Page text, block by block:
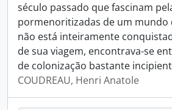
século passado que fascinam
pormenoritizadas de um mundo
não está inteiramente
de sua viagem, encontrava-se
de colonização bastante
COUDREAU, Henri Anatole